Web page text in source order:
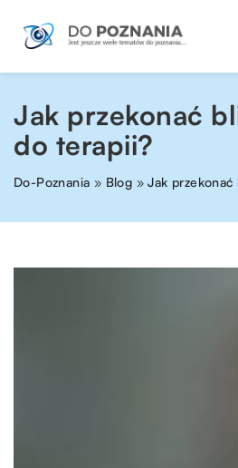
Jak przekonać
do terapii?
Do-Poznania » Blog »Jak przekonać